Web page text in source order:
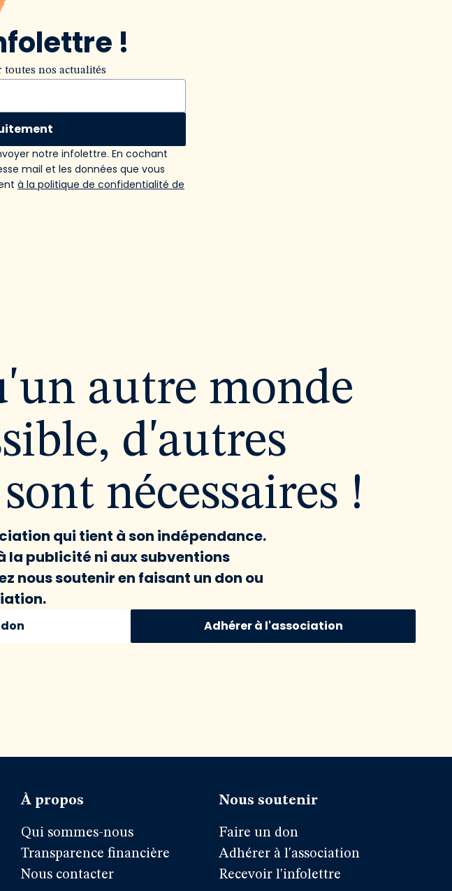
!
nos actualités
notre infolettre. En cochant
mail et les données que vous
à la politique de confidentialité de
autre monde
d'autres
nécessaires !
qui tient à son indépendance.
la publicité ni aux subventions
nous soutenir en faisant un don ou
Adhérer à l'association
À propos
Qui sommes-nous
Transparence financière
Nous contacter
Nous soutenir
Faire un don
Adhérer à l'association
Recevoir l'infolettre